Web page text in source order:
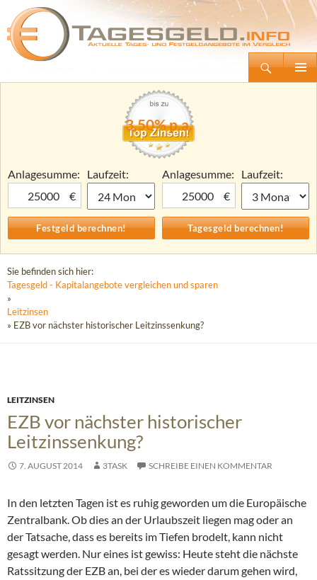
Tagesgeld.info – Tagesgeldkonten vergleichen und Tagesgeld-Zinsen berechnen
Zum
3,50% p.a.
Anlagesumme:
€
Laufzeit:
Anlagesumme:
€
Laufzeit:
Sie befinden sich hier:
Tagesgeld - Kapitalangebote vergleichen und sparen
»
Leitzinsen
» EZB vor nächster historischer Leitzinssenkung?
LEITZINSEN
EZB vor nächster historischer
Leitzinssenkung?
7. AUGUST 2014 3TASK SCHREIBE EINEN KOMMENTAR
In den letzten Tagen ist es ruhig geworden um die Europäische
Zentralbank. Ob dies an der Urlaubszeit liegen mag oder an
der Tatsache, dass es bereits im Tiefen brodelt, kann nicht
gesagt werden. Nur eines ist gewiss: Heute steht die nächste
Ratssitzung der EZB an, bei der es wieder darum gehen wird,